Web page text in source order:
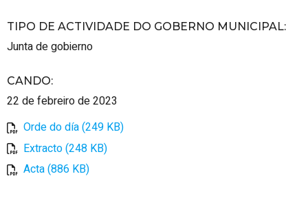
TIPO DE ACTIVIDADE DO GOBERNO MUNICIPAL:
Junta de gobierno
CANDO:
22 de febreiro de 2023
Orde do día (249 KB)
Extracto (248 KB)
Acta (886 KB)